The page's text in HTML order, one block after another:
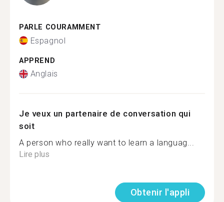
PARLE COURAMMENT
Espagnol
APPREND
Anglais
Je veux un partenaire de conversation qui
soit
A person who really want to learn a languag...
Lire plus
Obtenir l'appli